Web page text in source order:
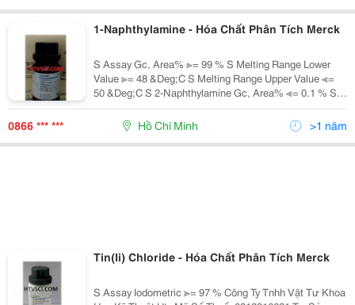
1-Naphthylamine - Hóa Chất Phân Tích Merck
S Assay Gc, Area% ≫= 99 % S Melting Range Lower
Value ≫= 48 &Deg;C S Melting Range Upper Value ≪=
50 &Deg;C S 2-Naphthylamine Gc, Area% ≪= 0.1 % S
Identity Ir Passes Test Công Ty Tnhh Vật Tư Khoa Học
Kỹ Thuật Htv Mã S
0866 *** *** Hồ Chí Minh >1 năm
Tin(Ii) Chloride - Hóa Chất Phân Tích Merck
S Assay Iodometric ≫= 97 % Công Ty Tnhh Vật Tư Khoa